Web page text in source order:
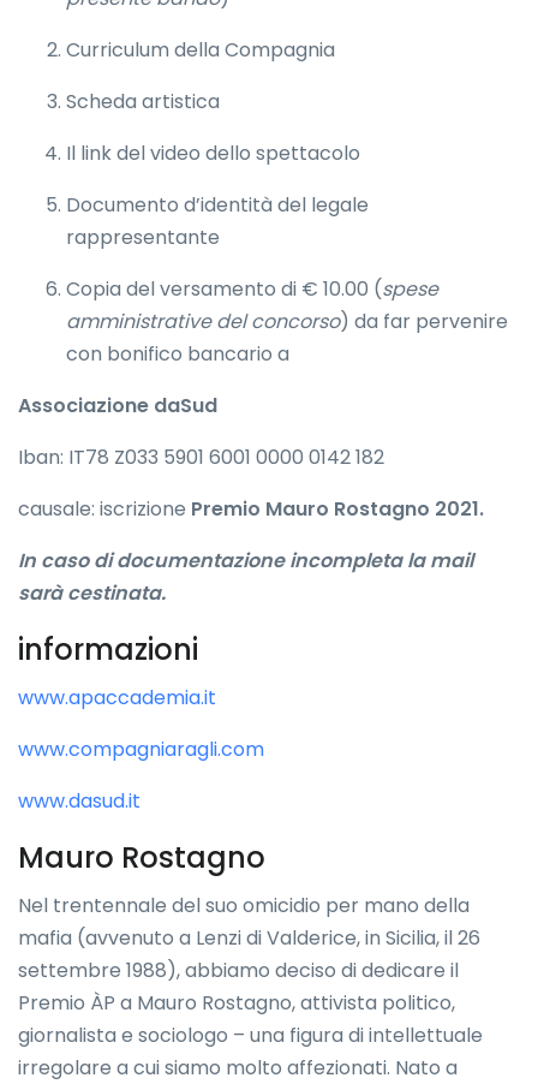
Curriculum della Compagnia
Scheda artistica
Il link del video dello spettacolo
Documento d’identità del legale
rappresentante
Copia del versamento di € 10.00 (spese
amministrative del concorso) da far pervenire
con bonifico bancario a
Associazione daSud
Iban: IT78 Z033 5901 6001 0000 0142 182
causale: iscrizione Premio Mauro Rostagno 2021.
In caso di documentazione incompleta la mail
sarà cestinata.
informazioni
www.apaccademia.it
www.compagniaragli.com
www.dasud.it
Mauro Rostagno
Nel trentennale del suo omicidio per mano della
mafia (avvenuto a Lenzi di Valderice, in Sicilia, il 26
settembre 1988), abbiamo deciso di dedicare il
Premio ÀP a Mauro Rostagno, attivista politico,
giornalista e sociologo – una figura di intellettuale
irregolare a cui siamo molto affezionati. Nato a